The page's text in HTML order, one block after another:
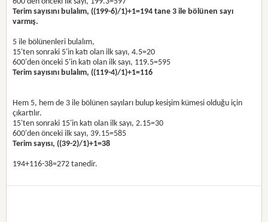
Terim sayısını bulalım, ((199-6)/1)+1=194 tane 3 ile bölünen sayı
varmış.
5 ile bölünenleri bulalım,
15'ten sonraki 5'in katı olan ilk sayı, 4.5=20
600'den önceki 5'in katı olan ilk sayı, 119.5=595
Terim sayısını bulalım, ((119-4)/1)+1=116
Hem 5, hem de 3 ile bölünen sayıları bulup kesişim kümesi olduğu için
çıkartılır.
15'ten sonraki 15'in katı olan ilk sayı, 2.15=30
600'den önceki ilk sayı, 39.15=585
Terim sayısı, ((39-2)/1)+1=38
194+116-38=272 tanedir.